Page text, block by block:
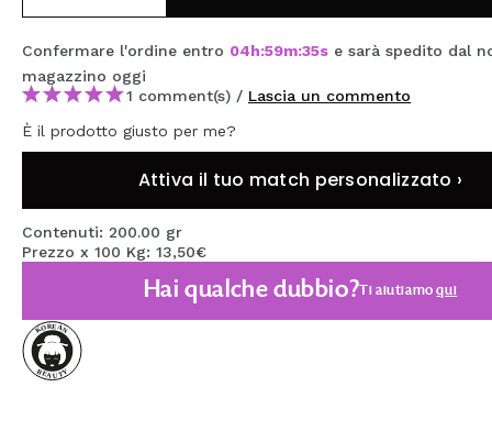
MAQUIFARMA
KOREA ZONE
TRAVEL SIZE
NATURE
SPECIALE
SONO TORNATI!
PROSSIMAMENTE
Confermare l'ordine entro 04h:59m:34s e sarà spedito dal
magazzino oggi
1 comment(s) / Lascia un commento
È il prodotto giusto per me?
Attiva il tuo match personalizzato ›
Contenuti: 200.00 gr
Prezzo x 100 Kg: 13,50€
Hai qualche dubbio?Ti aiutiamoqui